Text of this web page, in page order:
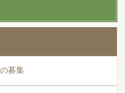
募集